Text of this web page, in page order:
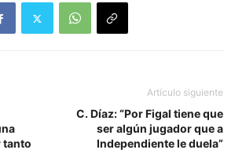
tanto
Artículo siguiente
C. Díaz: “Por Figal tiene que
ser algún jugador que a
Independiente le duela”